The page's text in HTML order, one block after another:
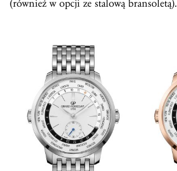
(również w opcji ze stalową bransoletą).